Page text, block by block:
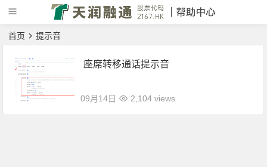
首页 提示音
座席转移通话提示音
09月14日 2,104 views